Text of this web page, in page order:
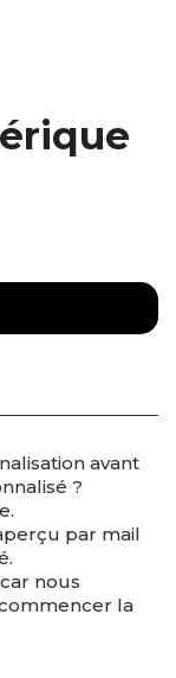
avant
?
par mail
nous
la